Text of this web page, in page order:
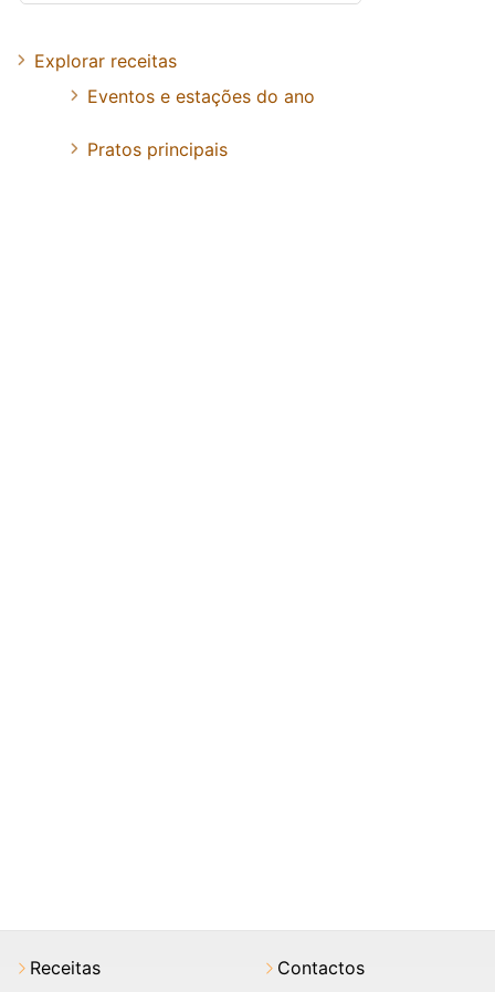
Explorar receitas
Eventos e estações do ano
Pratos principais
Receitas Contactos